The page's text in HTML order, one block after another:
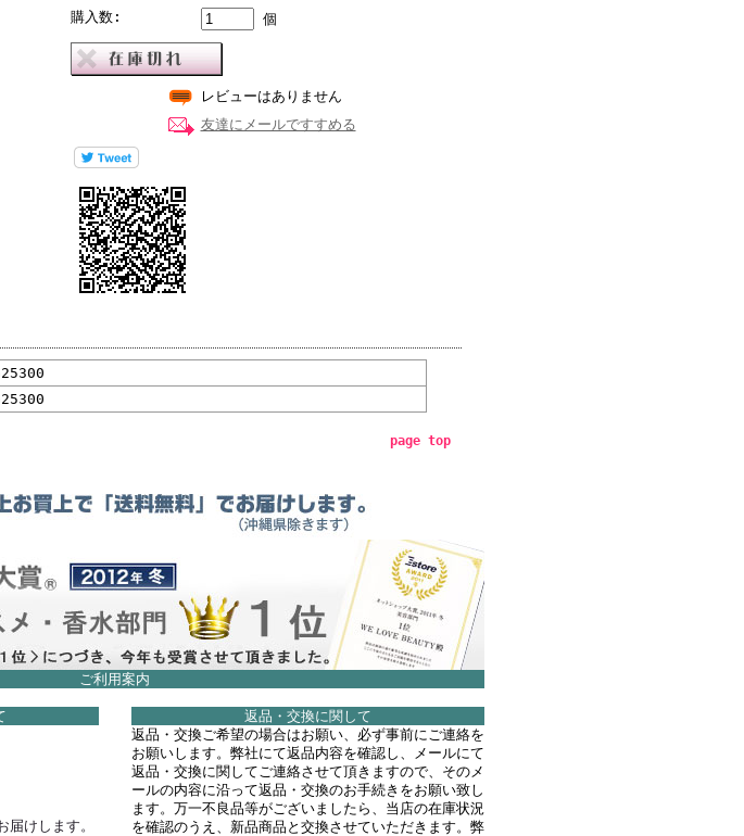
購入数: 個
レビューはありません
友達にメールですすめる
page top
ご利用案内
返品・交換に関して
けします。
返品・交換ご希望の場合はお願い、必ず事前にご連絡を
お願いします。弊社にて返品内容を確認し、メールにて
返品・交換に関してご連絡させて頂きますので、そのメ
ールの内容に沿って返品・交換のお手続きをお願い致し
ます。万一不良品等がございましたら、当店の在庫状況
を確認のうえ、新品商品と交換させていただきます。弊